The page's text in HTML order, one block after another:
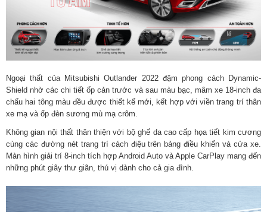
Ngoại thất của Mitsubishi Outlander 2022 đậm phong cách Dynamic-
Shield nhờ các chi tiết ốp cản trước và sau màu bạc, mâm xe 18-inch đa
chấu hai tông màu đều được thiết kế mới, kết hợp với viền trang trí thân
xe mạ và ốp đèn sương mù mạ crôm.
Không gian nội thất thân thiện với bộ ghế da cao cấp họa tiết kim cương
cùng các đường nét trang trí cách điệu trên bảng điều khiển và cửa xe.
Màn hình giải trí 8-inch tích hợp Android Auto và Apple CarPlay mang đến
những phút giây thư giãn, thú vị dành cho cả gia đình.